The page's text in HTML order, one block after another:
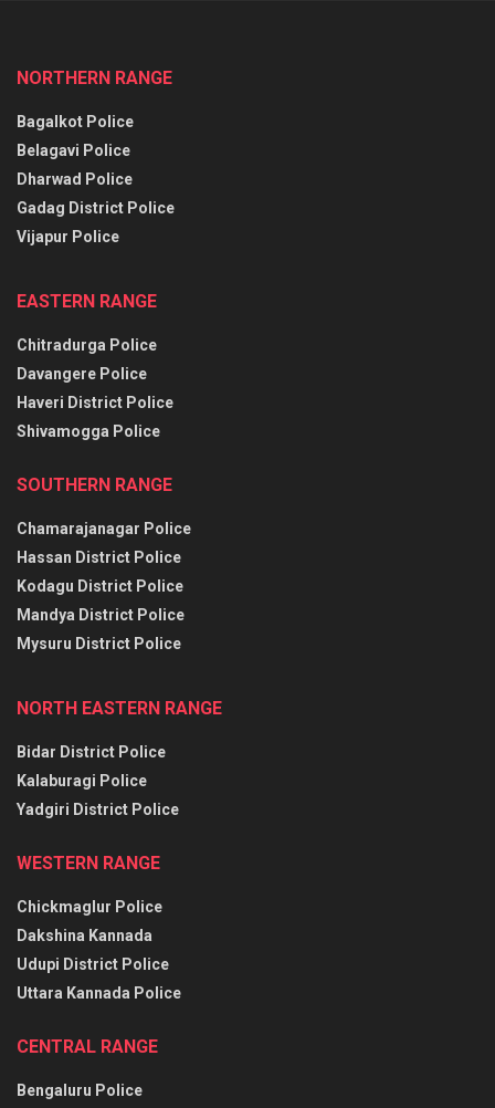
NORTHERN RANGE
Bagalkot Police
Belagavi Police
Dharwad Police
Gadag District Police
Vijapur Police
EASTERN RANGE
Chitradurga Police
Davangere Police
Haveri District Police
Shivamogga Police
SOUTHERN RANGE
Chamarajanagar Police
Hassan District Police
Kodagu District Police
Mandya District Police
Mysuru District Police
NORTH EASTERN RANGE
Bidar District Police
Kalaburagi Police
Yadgiri District Police
WESTERN RANGE
Chickmaglur Police
Dakshina Kannada
Udupi District Police
Uttara Kannada Police
CENTRAL RANGE
Bengaluru Police